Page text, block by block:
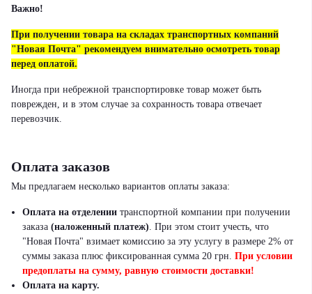
Важно!
При получении товара на складах транспортных компаний
"Новая Почта" рекомендуем внимательно осмотреть товар
перед оплатой.
Иногда при небрежной транспортировке товар может быть
поврежден, и в этом случае за сохранность товара отвечает
перевозчик.
Оплата заказов
Мы предлагаем несколько вариантов оплаты заказа:
Оплата на отделении транспортной компании при получении
заказа (наложенный платеж). При этом стоит учесть, что
"Новая Почта" взимает комиссию за эту услугу в размере 2% от
суммы заказа плюс фиксированная сумма 20 грн. При условии
предоплаты на сумму, равную стоимости доставки!
Оплата на карту.